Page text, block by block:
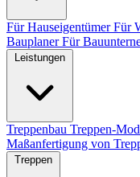
Für HauseigentümerFür
BauplanerFür
Leistungen
Treppenbau Treppen-
Maßanfertigung von
Treppen